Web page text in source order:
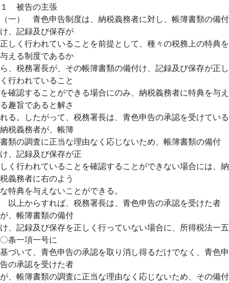
１ 被告の主張
（一） 青色申告制度は、納税義務者に対し、帳簿書類の備付
け、記録及び保存が
正しく行われていることを前提として、種々の税務上の特典を
与える制度であるか
ら、税務署長が、その帳簿書類の備付け、記録及び保存が正し
く行われていること
を確認することができる場合にのみ、納税義務者に特典を与え
る趣旨であると解さ
れる。したがって、税務署長は、青色申告の承認を受けている
納税義務者が、帳簿
書類の調査に正当な理由なく応じないため、帳簿書類の備付
け、記録及び保存が正
しく行われていることを確認することができない場合には、納
税義務者に右のよう
な特典を与えないことができる。
以上からすれば、税務署長は、青色申告の承認を受けた者
が、帳簿書類の備付
け、記録及び保存を正しく行っていない場合に、所得税法一五
〇条一項一号に
基づいて、青色申告の承認を取り消し得るだけでなく、青色申
告の承認を受けた者
が、帳簿書類の調査に正当な理由なく応じないため、その備付